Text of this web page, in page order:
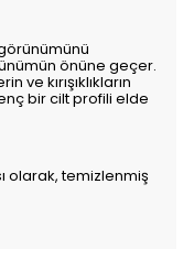
görünümünü
önüne geçer.
ve kırışıklıkların
bir cilt profili elde
olarak, temizlenmiş